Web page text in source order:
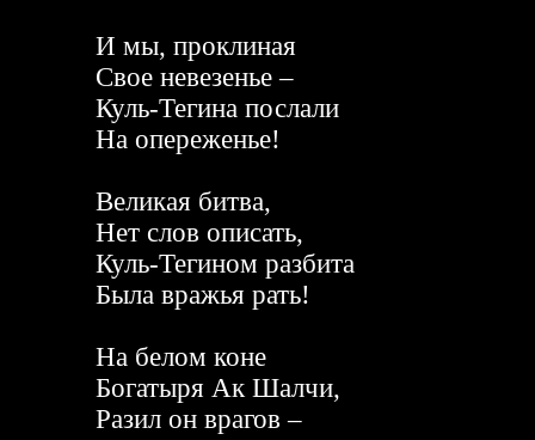
И мы, проклиная
Свое невезенье –
Куль-Тегина послали
На опереженье!
Великая битва,
Нет слов описать,
Куль-Тегином разбита
Была вражья рать!
На белом коне
Богатыря Ак Шалчи,
Разил он врагов –